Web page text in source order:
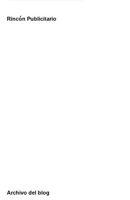
Rincón Publicitario
Archivo del blog